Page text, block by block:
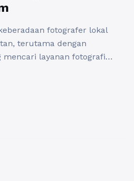
fotografer lokal
terutama dengan
mencari layanan fotografi
dapat bersaing dan